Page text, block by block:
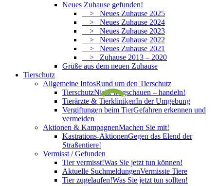
Neues Zuhause gefunden!
> Neues Zuhause 2025
> Neues Zuhause 2024
> Neues Zuhause 2023
> Neues Zuhause 2022
> Neues Zuhause 2021
> Zuhause 2013 – 2020
Grüße aus dem neuen Zuhause
Tierschutz
Allgemeine InfosRund um den Tierschutz
TierschutzNicht wegschauen – handeln!
Tierärzte & TierklinikenIn der Umgebung
Vergiftungen beim TierGefahren erkennen und
vermeiden
Aktionen & KampagnenMachen Sie mit!
Kastrations-AktionenGegen das Elend der
Straßentiere!
Vermisst / Gefunden
Tier vermisst!Was Sie jetzt tun können!
Aktuelle SuchmeldungenVermisste Tiere
Tier zugelaufen!Was Sie jetzt tun sollten!